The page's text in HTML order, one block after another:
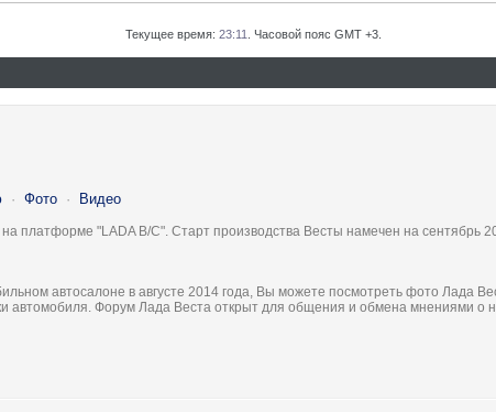
Текущее время: 23:11 . Часовой пояс GMT +3.
· Фото · Видео
платформе "LADA B/C". Старт производства Весты намечен на сентябрь
автосалоне в августе 2014 года, Вы можете посмотреть фото Лада
автомобиля. Форум Лада Веста открыт для общения и обмена мнениями о